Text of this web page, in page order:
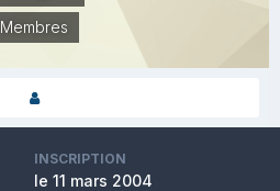
Membres
INSCRIPTION
le 11 mars 2004